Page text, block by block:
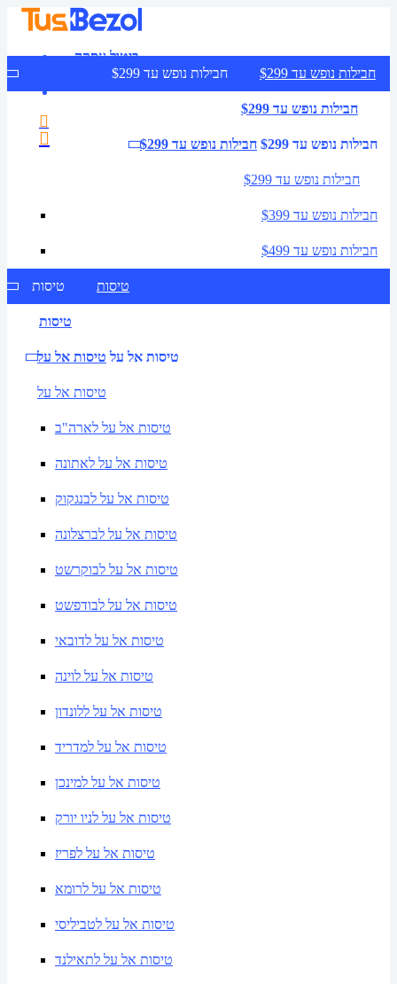
ביטול עסקה
צרו קשר
חבילות נופש עד $299 חבילות נופש עד $299
חבילות נופש עד $299
חבילות נופש עד $299 חבילות נופש עד $299
חבילות נופש עד $299
חבילות נופש עד $399
חבילות נופש עד $499
טיסות טיסות
טיסות
טיסות אל על טיסות אל על
טיסות אל על
טיסות אל על לארה"ב
טיסות אל על לאתונה
טיסות אל על לבנגקוק
טיסות אל על לברצלונה
טיסות אל על לבוקרשט
טיסות אל על לבודפשט
טיסות אל על לדובאי
טיסות אל על לוינה
טיסות אל על ללונדון
טיסות אל על למדריד
טיסות אל על למינכן
טיסות אל על לניו יורק
טיסות אל על לפריז
טיסות אל על לרומא
טיסות אל על לטביליסי
טיסות אל על לתאילנד